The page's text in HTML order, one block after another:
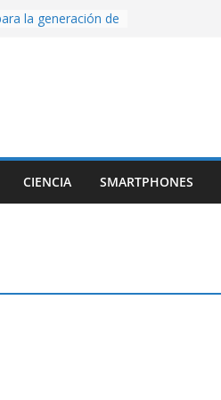
la generación de
con Inteligencia
una app
una
CIENCIA SMARTPHONES